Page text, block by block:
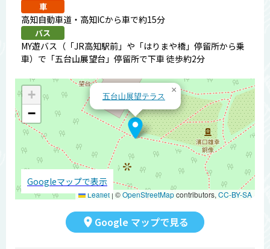
車
高知自動車道・高知ICから車で約15分
バス
MY遊バス（「JR高知駅前」や「はりまや橋」停留所から乗
車）で「五台山展望台」停留所で下車 徒歩約2分
五台山展望テラス
×
+
−
Leaflet | ©OpenStreetMapcontributors, CC-BY-SA
Googleマップで表示
Google マップで見る